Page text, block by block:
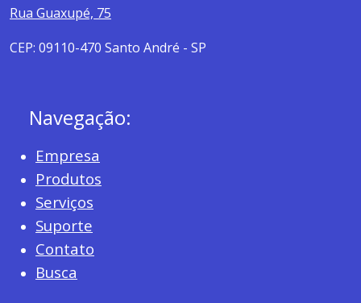
Rua Guaxupé, 75
CEP: 09110-470 Santo André - SP
Navegação:
Empresa
Produtos
Serviços
Suporte
Contato
Busca